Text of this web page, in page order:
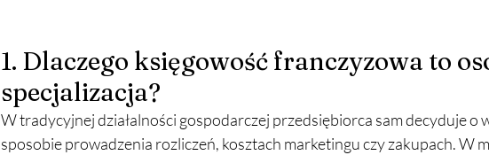
1. Dlaczego księgowość franczyzowa to
specjalizacja?
W tradycyjnej działalności gospodarczej przedsiębiorca sam decyduje o
sposobie prowadzenia rozliczeń, kosztach marketingu czy zakupach. W